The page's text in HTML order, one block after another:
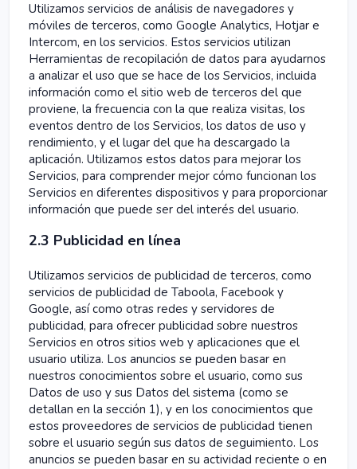
Utilizamos servicios de análisis de navegadores y
móviles de terceros, como Google Analytics, Hotjar e
Intercom, en los servicios. Estos servicios utilizan
Herramientas de recopilación de datos para ayudarnos
a analizar el uso que se hace de los Servicios, incluida
información como el sitio web de terceros del que
proviene, la frecuencia con la que realiza visitas, los
eventos dentro de los Servicios, los datos de uso y
rendimiento, y el lugar del que ha descargado la
aplicación. Utilizamos estos datos para mejorar los
Servicios, para comprender mejor cómo funcionan los
Servicios en diferentes dispositivos y para proporcionar
información que puede ser del interés del usuario.
2.3 Publicidad en línea
Utilizamos servicios de publicidad de terceros, como
servicios de publicidad de Taboola, Facebook y
Google, así como otras redes y servidores de
publicidad, para ofrecer publicidad sobre nuestros
Servicios en otros sitios web y aplicaciones que el
usuario utiliza. Los anuncios se pueden basar en
nuestros conocimientos sobre el usuario, como sus
Datos de uso y sus Datos del sistema (como se
detallan en la sección 1), y en los conocimientos que
estos proveedores de servicios de publicidad tienen
sobre el usuario según sus datos de seguimiento. Los
anuncios se pueden basar en su actividad reciente o en